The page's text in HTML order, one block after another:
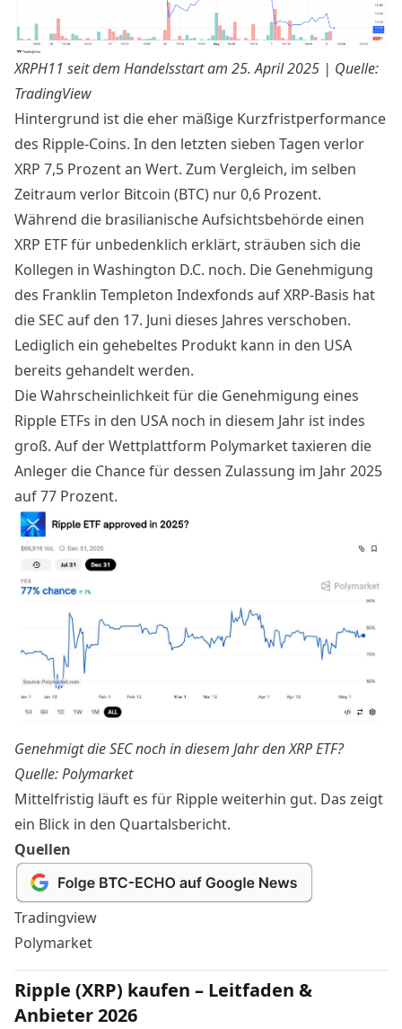
XRPH11 seit dem Handelsstart am 25. April 2025 | Quelle:
TradingView
Hintergrund ist die eher mäßige Kurzfristperformance
des Ripple-Coins. In den letzten sieben Tagen verlor
XRP 7,5 Prozent an Wert. Zum Vergleich, im selben
Zeitraum verlor Bitcoin (BTC) nur 0,6 Prozent.
Während die brasilianische Aufsichtsbehörde einen
XRP ETF für unbedenklich erklärt, sträuben sich die
Kollegen in Washington D.C. noch. Die Genehmigung
des Franklin Templeton Indexfonds auf XRP-Basis hat
die SEC auf den 17. Juni dieses Jahres verschoben.
Lediglich ein gehebeltes Produkt kann in den USA
bereits gehandelt werden.
Die Wahrscheinlichkeit für die Genehmigung eines
Ripple ETFs in den USA noch in diesem Jahr ist indes
groß. Auf der Wettplattform Polymarket taxieren die
Anleger die Chance für dessen Zulassung im Jahr 2025
auf 77 Prozent.
Genehmigt die SEC noch in diesem Jahr den XRP ETF?
Quelle: Polymarket
Mittelfristig läuft es für Ripple weiterhin gut. Das zeigt
ein Blick in den Quartalsbericht.
Quellen
Tradingview
Polymarket
Ripple (XRP) kaufen – Leitfaden &
Anbieter 2026